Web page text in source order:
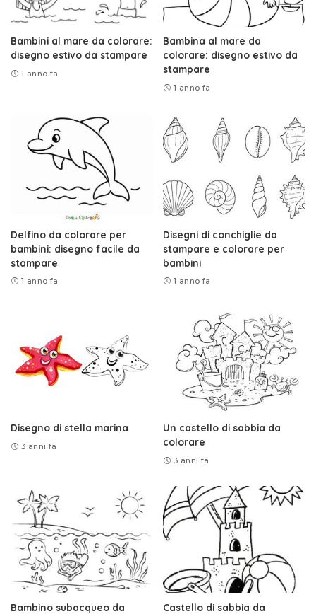
Bambini al mare da colorare:
disegno estivo da stampare
1 anno fa
Bambina al mare da
colorare: disegno estivo da
stampare
1 anno fa
Delfino da colorare per
bambini: disegno facile da
stampare
1 anno fa
Disegni di conchiglie da
stampare e colorare per
bambini
1 anno fa
Disegno di stella marina
3 anni fa
Un castello di sabbia da
colorare
3 anni fa
Bambino subacqueo da
Castello di sabbia da